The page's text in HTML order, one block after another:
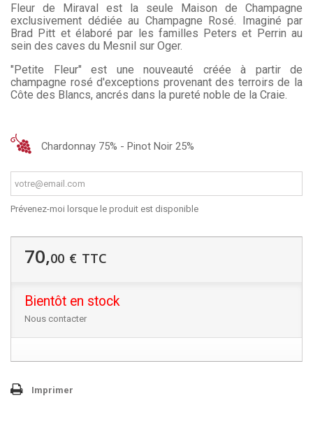
Fleur de Miraval est la seule Maison de Champagne
exclusivement dédiée au Champagne Rosé. Imaginé par
Brad Pitt et élaboré par les familles Peters et Perrin au
sein des caves du Mesnil sur Oger.
"Petite Fleur" est une nouveauté créée à partir de
champagne rosé d'exceptions provenant des terroirs de la
Côte des Blancs, ancrés dans la pureté noble de la Craie.
Chardonnay 75% - Pinot Noir 25%
Prévenez-moi lorsque le produit est disponible
70,00 € TTC
Bientôt en stock
Nous contacter
Imprimer